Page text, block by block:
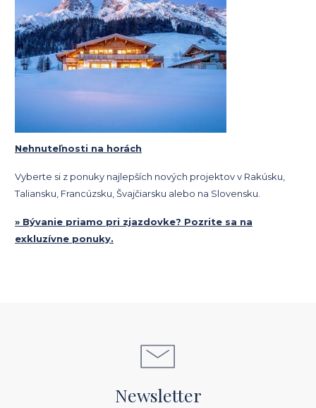
Nehnuteľnosti na horách
Vyberte si z ponuky najlepších nových projektov v Rakúsku,
Taliansku, Francúzsku, Švajčiarsku alebo na Slovensku.
» Bývanie priamo pri zjazdovke? Pozrite sa na
exkluzívne ponuky.
Newsletter